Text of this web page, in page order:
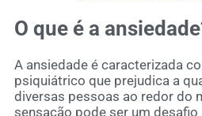
O que é a
A ansiedade é caracterizada
psiquiátrico que prejudica a
diversas pessoas ao redor do
sensação pode ser um